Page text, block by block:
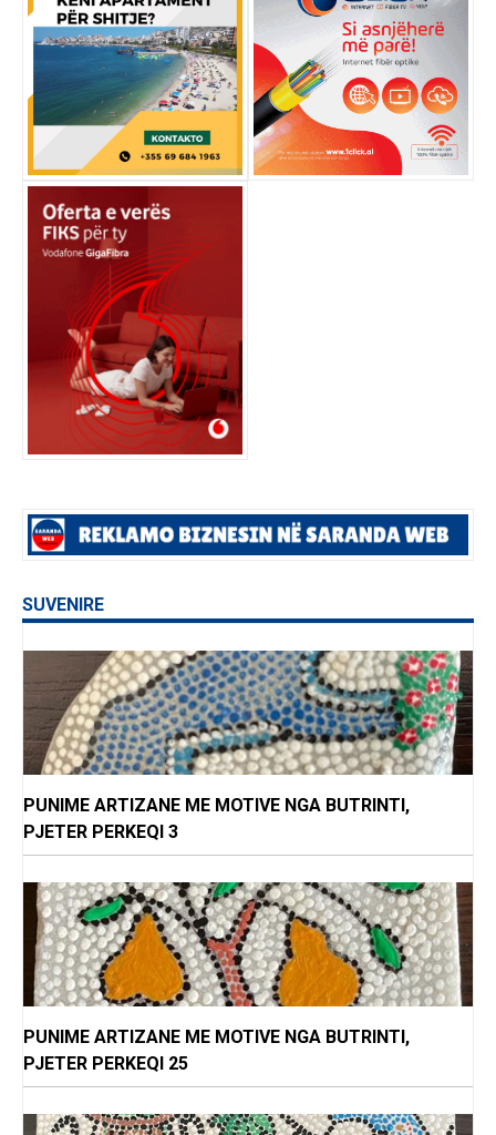
SUVENIRE
PUNIME ARTIZANE ME MOTIVE NGA BUTRINTI,
PJETER PERKEQI 3
PUNIME ARTIZANE ME MOTIVE NGA BUTRINTI,
PJETER PERKEQI 25